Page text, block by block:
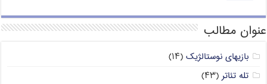
عنوان مطالب
بازیهای نوستالژیک (۱۴)
تله تئاتر (۴۳)